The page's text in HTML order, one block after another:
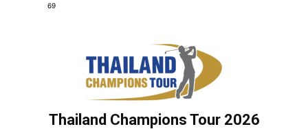
69
Thailand Champions Tour 2026